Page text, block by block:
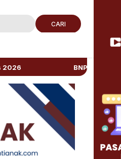
CARI
BNPB: Kalbar Masuk